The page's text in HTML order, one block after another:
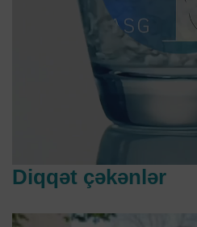
Diqqət çəkənlər